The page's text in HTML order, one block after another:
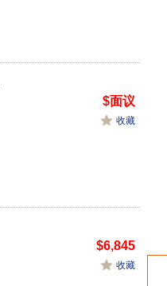
$面议
收藏
$6,845
收藏